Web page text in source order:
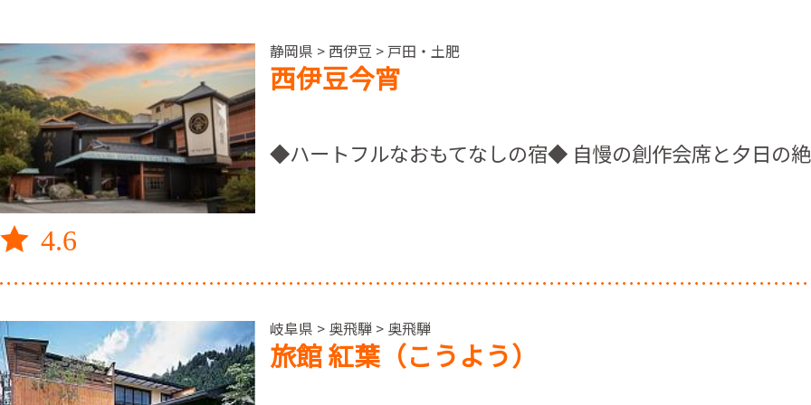
4.6
静岡県 > 西伊豆 > 戸田・土肥
西伊豆今宵
◆ハートフルなおもてなしの宿◆ 自慢の創作会席と夕日の
岐阜県 > 奥飛騨 > 奥飛騨
旅館 紅葉（こうよう）